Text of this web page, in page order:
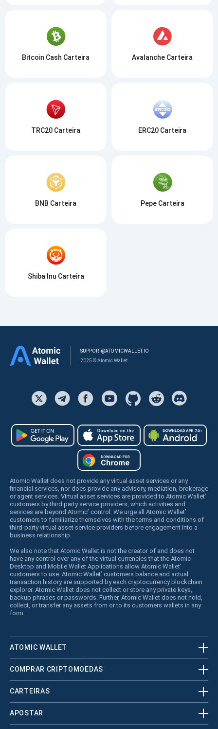
Bitcoin Cash Carteira Avalanche Carteira
TRC20 Carteira ERC20 Carteira
BNB Carteira Pepe Carteira
Shiba Inu Carteira
SUPPORT@ATOMICWALLET.IO
2025 © Atomic Wallet
Atomic Wallet does not provide any virtual asset services or any
financial services, nor does provide any advisory, mediation, brokerage
or agent services. Virtual asset services are provided to Atomic Wallet’
customers by third party service providers, which activities and
services are beyond Atomic’ control. We urge all Atomic Wallet’
customers to familiarize themselves with the terms and conditions of
third-party virtual asset service providers before engagement into a
business relationship.
We also note that Atomic Wallet is not the creator of and does not
have any control over any of the virtual currencies that the Atomic
Desktop and Mobile Wallet Applications allow Atomic Wallet’
customers to use. Atomic Wallet’ customers balance and actual
transaction history are supported by each cryptocurrency blockchain
explorer. Atomic Wallet does not collect or store any private keys,
backup phrases or passwords. Further, Atomic Wallet does not hold,
collect, or transfer any assets from or to its customers wallets in any
form.
ATOMIC WALLET
COMPRAR CRIPTOMOEDAS
CARTEIRAS
APOSTAR